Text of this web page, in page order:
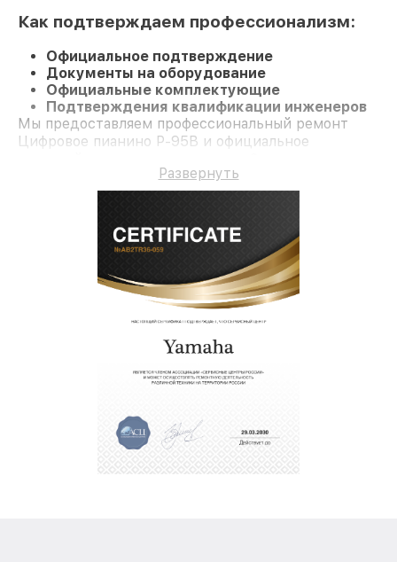
Как подтверждаем профессионализм:
Официальное подтверждение
Документы на оборудование
Официальные комплектующие
Подтверждения квалификации инженеров
Мы предоставляем профессиональный ремонт
Цифровое пианино P-95B и официальное
Развернуть